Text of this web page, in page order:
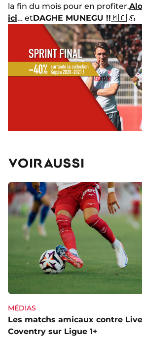
la fin du mois pour en profiter.
ici… etDAGHE MUNEGU !!🇲🇨 💪
VOIR AUSSI
MÉDIAS
Les matchs amicaux contre
Coventry sur Ligue 1+